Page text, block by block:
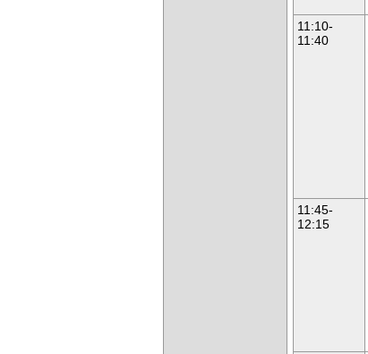
11:10-
11:40
11:45-
12:15